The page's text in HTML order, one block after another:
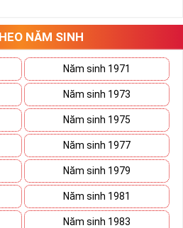
đắn nhắt.
dãy số sim càng giúp cho ý nghĩa
hữu sim Tứ Quý 2 giúp khích lệ tinh
bất cứ điều gì mà hãy cứ làm thì
ắt sẽ đến.
2 mang lại là gì?
NĂM SINH
Năm sinh 1971
Năm sinh 1973
Năm sinh 1975
Năm sinh 1977
Năm sinh 1979
Năm sinh 1981
Năm sinh 1983